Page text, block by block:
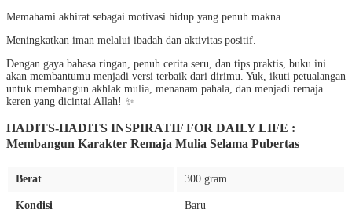
Memahami akhirat sebagai motivasi hidup yang penuh makna.
Meningkatkan iman melalui ibadah dan aktivitas positif.
Dengan gaya bahasa ringan, penuh cerita seru, dan tips praktis, buku ini
akan membantumu menjadi versi terbaik dari dirimu. Yuk, ikuti petualangan
untuk membangun akhlak mulia, menanam pahala, dan menjadi remaja
keren yang dicintai Allah! ✨
HADITS-HADITS INSPIRATIF FOR DAILY LIFE :
Membangun Karakter Remaja Mulia Selama Pubertas
Berat 300 gram
Kondisi Baru